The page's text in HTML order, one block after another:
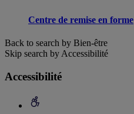
Centre de remise en forme
Back to search by Bien-être
Skip search by Accessibilité
Accessibilité